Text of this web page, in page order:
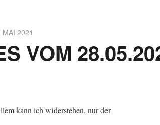
MAI 2021
VOM
kann ich widerstehen, nur der